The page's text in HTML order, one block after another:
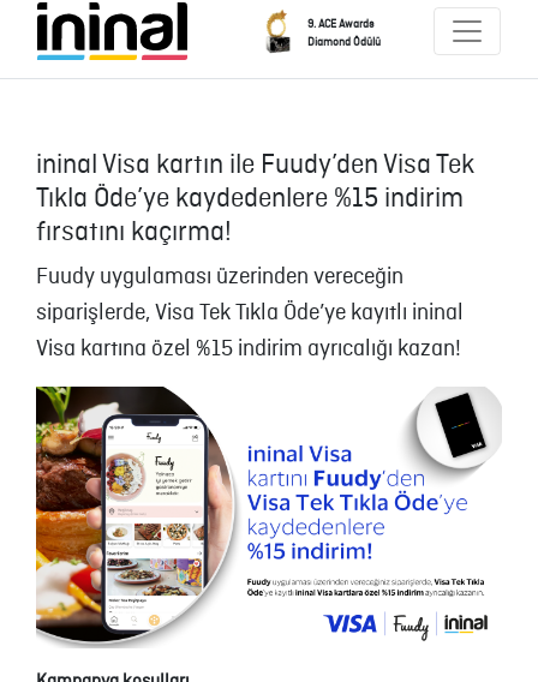
9. ACE Awards
Diamond Ödülü
ininal Visa kartın ile Fuudy’den Visa Tek
Tıkla Öde’ye kaydedenlere %15 indirim
fırsatını kaçırma!
Fuudy uygulaması üzerinden vereceğin
siparişlerde, Visa Tek Tıkla Öde’ye kayıtlı ininal
Visa kartına özel %15 indirim ayrıcalığı kazan!